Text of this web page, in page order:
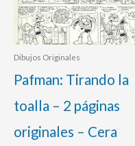
Dibujos Originales
Pafman: Tirando la
toalla – 2 páginas
originales – Cera